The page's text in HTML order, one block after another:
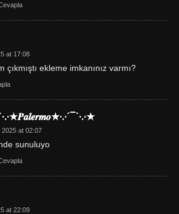
at 17:08
çıkmıştı ekleme imkanınız varmı?
2025 at 02:07
sunuluyo
at 22:09